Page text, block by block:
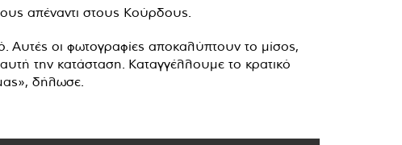
απέναντι στους Κούρδους.
Αυτές οι φωτογραφίες αποκαλύπτουν το μίσος,
την κατάσταση. Καταγγέλλουμε το κρατικό
δήλωσε.